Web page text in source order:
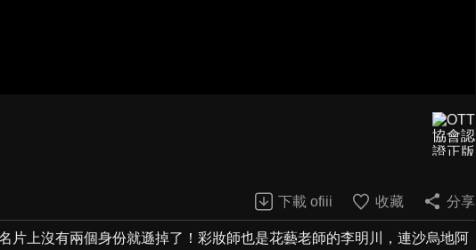
下載 ofiii 收藏 分享
片上沒有兩個身份就遜掉了！彩妝師也是花藝老師的李明川，連沙烏地阿